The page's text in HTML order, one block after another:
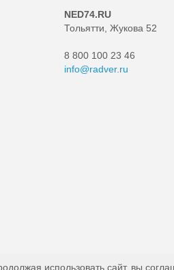
NED74.RU
Тольятти, Жукова 52
8 800 100 23 46
info@radver.ru
использовать сайт, вы